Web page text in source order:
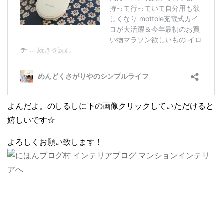
よんだよ。のしるしに下の画像クリックしていただけると
嬉しいです☆
よろしくお願い致します！